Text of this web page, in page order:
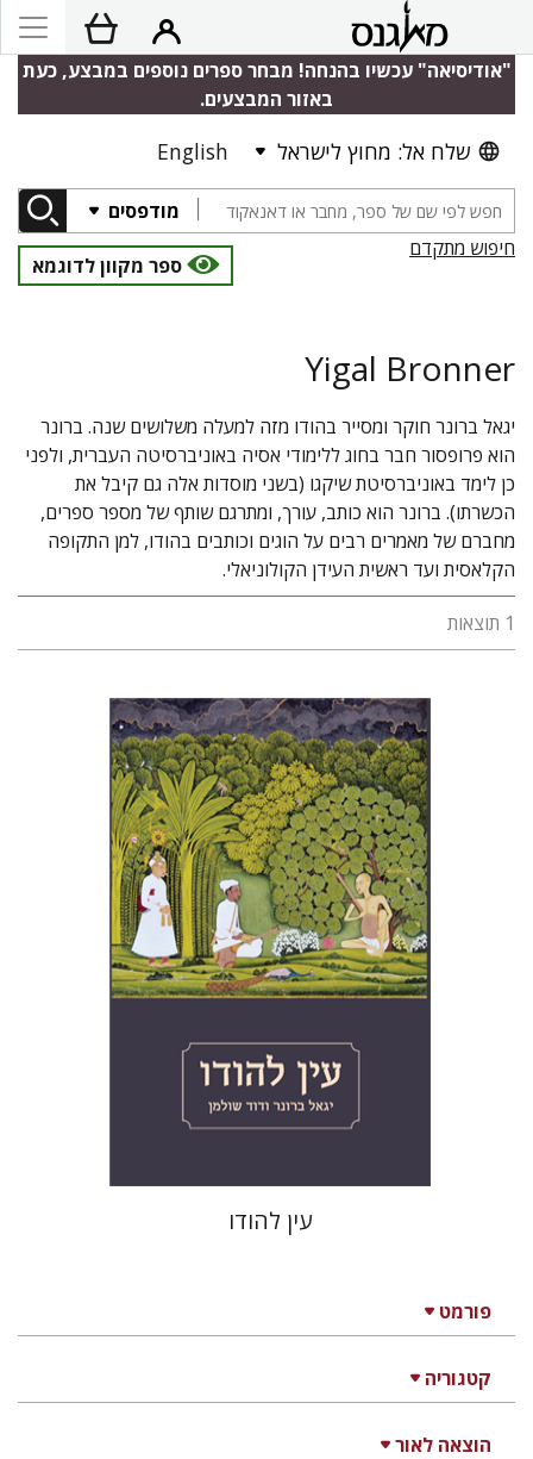
"אודיסיאה" עכשיו בהנחה! מבחר ספרים נוספים במבצע, כעת
באזור המבצעים.
שלח אל: מחוץ לישראל English
מודפסים
חיפוש מתקדם
ספר מקוון לדוגמא
פורמט
קטגוריה
הוצאה לאור
Yigal Bronner
יגאל ברונר חוקר ומסייר בהודו מזה למעלה משלושים שנה. ברונר
הוא פרופסור חבר בחוג ללימודי אסיה באוניברסיטה העברית, ולפני
כן לימד באוניברסיטת שיקגו (בשני מוסדות אלה גם קיבל את
הכשרתו). ברונר הוא כותב, עורך, ומתרגם שותף של מספר ספרים,
מחברם של מאמרים רבים על הוגים וכותבים בהודו, למן התקופה
הקלאסית ועד ראשית העידן הקולוניאלי.
1 תוצאות
יגאל ברונר דוד שולמן
הנחת אתר ספר מודפס
$46
$41
עין להודו